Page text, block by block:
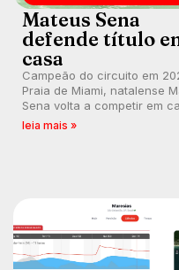
Mateus Sena
defende título
casa
Campeão do circuito em
Praia de Miami, natalense
Sena volta a competir em
busca de manter a
leia mais »